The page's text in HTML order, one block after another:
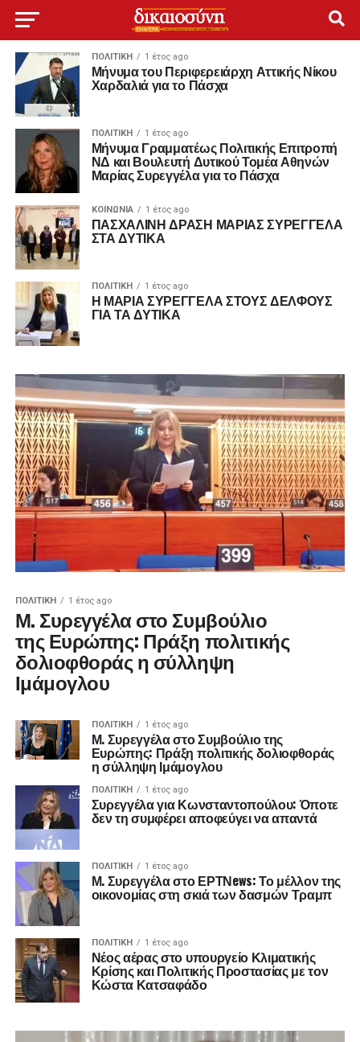
ΠΟΛΙΤΙΚΉ 1 έτος ago
Μήνυμα του Περιφερειάρχη Αττικής Νίκου
Χαρδαλιά για το Πάσχα
ΠΟΛΙΤΙΚΉ 1 έτος ago
Μήνυμα Γραμματέως Πολιτικής Επιτροπή
ΝΔ και Βουλευτή Δυτικού Τομέα Αθηνών
Μαρίας Συρεγγέλα για το Πάσχα
ΚΟΙΝΩΝΊΑ 1 έτος ago
ΠΑΣΧΑΛΙΝΗ ΔΡΑΣΗ ΜΑΡΙΑΣ ΣΥΡΕΓΓΕΛΑ
ΣΤΑ ΔΥΤΙΚΑ
ΠΟΛΙΤΙΚΉ 1 έτος ago
Η ΜΑΡΙΑ ΣΥΡΕΓΓΕΛΑ ΣΤΟΥΣ ΔΕΛΦΟΥΣ
ΓΙΑ ΤΑ ΔΥΤΙΚΑ
ΠΟΛΙΤΙΚΉ 1 έτος ago
Μ. Συρεγγέλα στο Συμβούλιο
της Ευρώπης: Πράξη πολιτικής
δολιοφθοράς η σύλληψη
Ιμάμογλου
ΠΟΛΙΤΙΚΉ 1 έτος ago
Μ. Συρεγγέλα στο Συμβούλιο της
Ευρώπης: Πράξη πολιτικής δολιοφθοράς
η σύλληψη Ιμάμογλου
ΠΟΛΙΤΙΚΉ 1 έτος ago
Συρεγγέλα για Κωνσταντοπούλου: Όποτε
δεν τη συμφέρει αποφεύγει να απαντά
ΠΟΛΙΤΙΚΉ 1 έτος ago
Μ. Συρεγγέλα στο ΕΡΤΝews: Το μέλλον της
οικονομίας στη σκιά των δασμών Τραμπ
ΠΟΛΙΤΙΚΉ 1 έτος ago
Νέος αέρας στο υπουργείο Κλιματικής
Κρίσης και Πολιτικής Προστασίας με τον
Κώστα Κατσαφάδο